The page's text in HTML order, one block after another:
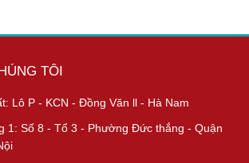
TÔI
Lô P - KCN - Đồng Văn ll - Hà Nam
1: Số 8 - Tổ 3 - Phường Đức thắng - Quận